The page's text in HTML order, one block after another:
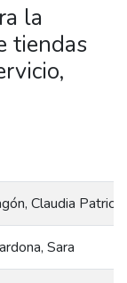
la
tiendas
Claudia Patricia
Sara